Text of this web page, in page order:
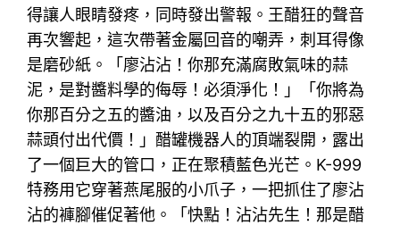
得讓人眼睛發疼，同時發出警報。王醋狂的聲音
再次響起，這次帶著金屬回音的嘲弄，刺耳得像
是磨砂紙。「廖沾沾！你那充滿腐敗氣味的蒜
泥，是對醬料學的侮辱！必須淨化！」「你將為
你那百分之五的醬油，以及百分之九十五的邪惡
蒜頭付出代價！」醋罐機器人的頂端裂開，露出
了一個巨大的管口，正在聚積藍色光芒。K-999
特務用它穿著燕尾服的小爪子，一把抓住了廖沾
沾的褲腳催促著他。「快點！沾沾先生！那是醋